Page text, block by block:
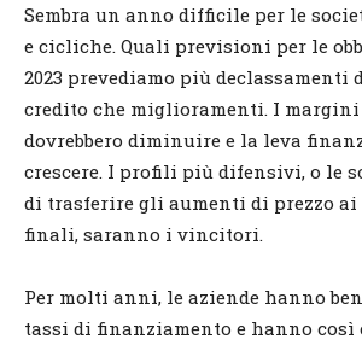
Sembra un anno difficile per le
e cicliche. Quali previsioni per le
2023 prevediamo più declassamenti
credito che miglioramenti. I
dovrebbero diminuire e la leva
crescere. I profili più difensivi, o le
di trasferire gli aumenti di prezzo
finali, saranno i vincitori.
Per molti anni, le aziende hanno
tassi di finanziamento e hanno così